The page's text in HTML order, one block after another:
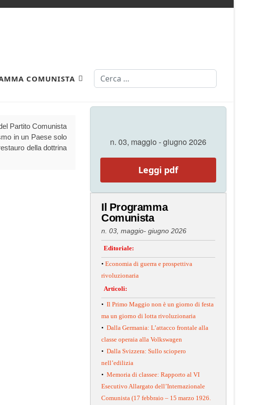
COMUNISTA Cerca
Partito Comunista
in un Paese solo
della dottrina
n. 03, maggio - giugno 2026
Leggi pdf
Il Programma
Comunista
n. 03, maggio- giugno 2026
Editoriale:
• Economia di guerra e prospettiva
rivoluzionaria
Articoli:
• Il Primo Maggio non è un giorno di festa
ma un giorno di lotta rivoluzionaria
• Dalla Germania: L’attacco frontale alla
classe operaia alla Volkswagen
• Dalla Svizzera: Sullo sciopero
nell’edilizia
• Memoria di classee: Rapporto al VI
Esecutivo Allargato dell’Internazionale
Comunista (17 febbraio – 15 marzo 1926.